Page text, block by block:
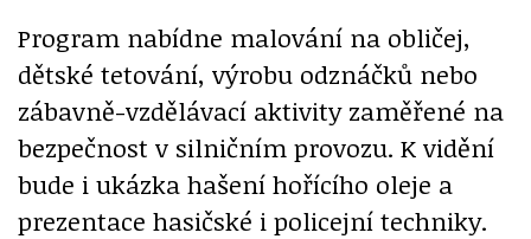
Program nabídne malování na obličej,
dětské tetování, výrobu odznáčků nebo
zábavně-vzdělávací aktivity zaměřené na
bezpečnost v silničním provozu. K vidění
bude i ukázka hašení hořícího oleje a
prezentace hasičské i policejní techniky.